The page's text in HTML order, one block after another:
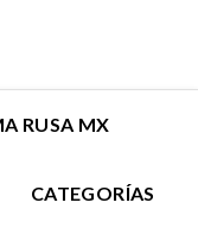
RUSA MX
CATEGORÍAS